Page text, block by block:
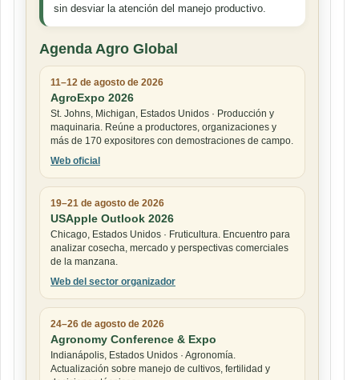
sin desviar la atención del manejo productivo.
Agenda Agro Global
11–12 de agosto de 2026
AgroExpo 2026
St. Johns, Michigan, Estados Unidos · Producción y
maquinaria. Reúne a productores, organizaciones y
más de 170 expositores con demostraciones de campo.
Web oficial
19–21 de agosto de 2026
USApple Outlook 2026
Chicago, Estados Unidos · Fruticultura. Encuentro para
analizar cosecha, mercado y perspectivas comerciales
de la manzana.
Web del sector organizador
24–26 de agosto de 2026
Agronomy Conference & Expo
Indianápolis, Estados Unidos · Agronomía.
Actualización sobre manejo de cultivos, fertilidad y